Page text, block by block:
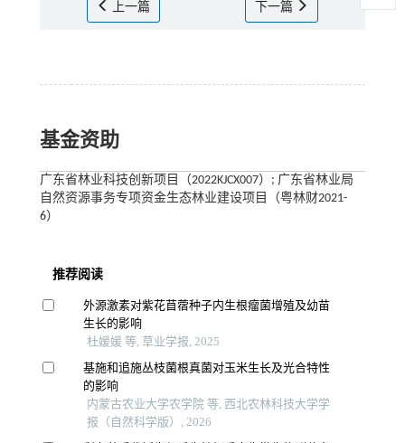
上一篇 下一篇
基金资助
广东省林业科技创新项目（2022KJCX007）; 广东省林业局
自然资源事务专项资金生态林业建设项目（粤林财2021-
6）